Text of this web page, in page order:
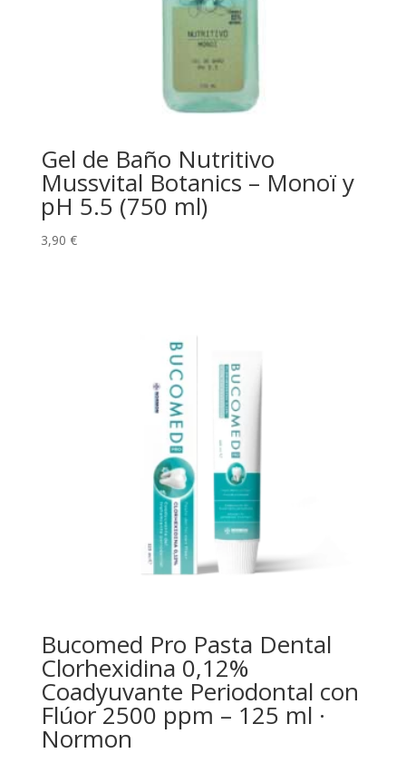
Gel de Baño Nutritivo
Mussvital Botanics – Monoï y
pH 5.5 (750 ml)
3,90 €
Bucomed Pro Pasta Dental
Clorhexidina 0,12%
Coadyuvante Periodontal con
Flúor 2500 ppm – 125 ml ·
Normon